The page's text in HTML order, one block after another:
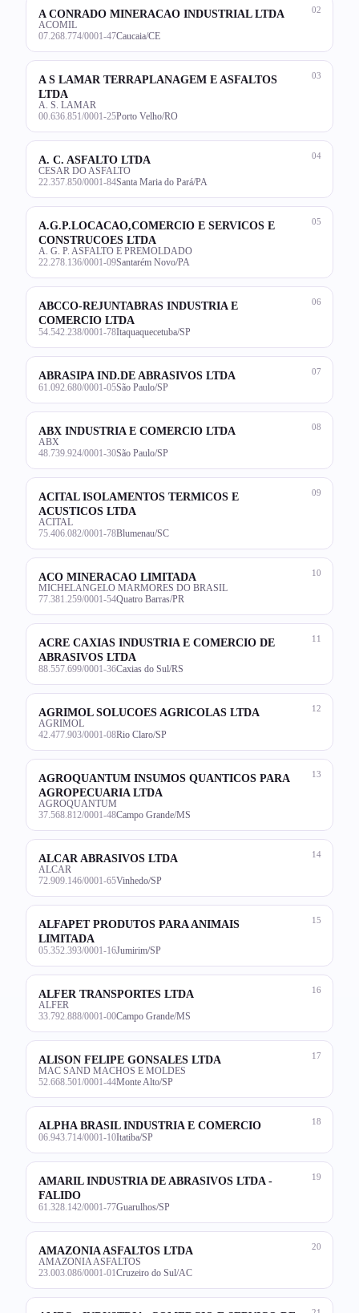
02
A CONRADO MINERACAO INDUSTRIAL LTDA
ACOMIL
07.268.774/0001-47Caucaia/CE
03
A S LAMAR TERRAPLANAGEM E ASFALTOS
LTDA
A. S. LAMAR
00.636.851/0001-25Porto Velho/RO
04
A. C. ASFALTO LTDA
CESAR DO ASFALTO
22.357.850/0001-84Santa Maria do Pará/PA
05
A.G.P.LOCACAO,COMERCIO E SERVICOS E
CONSTRUCOES LTDA
A. G. P. ASFALTO E PREMOLDADO
22.278.136/0001-09Santarém Novo/PA
06
ABCCO-REJUNTABRAS INDUSTRIA E
COMERCIO LTDA
54.542.238/0001-78Itaquaquecetuba/SP
07
ABRASIPA IND.DE ABRASIVOS LTDA
61.092.680/0001-05São Paulo/SP
08
ABX INDUSTRIA E COMERCIO LTDA
ABX
48.739.924/0001-30São Paulo/SP
09
ACITAL ISOLAMENTOS TERMICOS E
ACUSTICOS LTDA
ACITAL
75.406.082/0001-78Blumenau/SC
10
ACO MINERACAO LIMITADA
MICHELANGELO MARMORES DO BRASIL
77.381.259/0001-54Quatro Barras/PR
11
ACRE CAXIAS INDUSTRIA E COMERCIO DE
ABRASIVOS LTDA
88.557.699/0001-36Caxias do Sul/RS
12
AGRIMOL SOLUCOES AGRICOLAS LTDA
AGRIMOL
42.477.903/0001-08Rio Claro/SP
13
AGROQUANTUM INSUMOS QUANTICOS PARA
AGROPECUARIA LTDA
AGROQUANTUM
37.568.812/0001-48Campo Grande/MS
14
ALCAR ABRASIVOS LTDA
ALCAR
72.909.146/0001-65Vinhedo/SP
15
ALFAPET PRODUTOS PARA ANIMAIS
LIMITADA
05.352.393/0001-16Jumirim/SP
16
ALFER TRANSPORTES LTDA
ALFER
33.792.888/0001-00Campo Grande/MS
17
ALISON FELIPE GONSALES LTDA
MAC SAND MACHOS E MOLDES
52.668.501/0001-44Monte Alto/SP
18
ALPHA BRASIL INDUSTRIA E COMERCIO
06.943.714/0001-10Itatiba/SP
19
AMARIL INDUSTRIA DE ABRASIVOS LTDA -
FALIDO
61.328.142/0001-77Guarulhos/SP
20
AMAZONIA ASFALTOS LTDA
AMAZONIA ASFALTOS
23.003.086/0001-01 Cruzeiro do Sul/AC